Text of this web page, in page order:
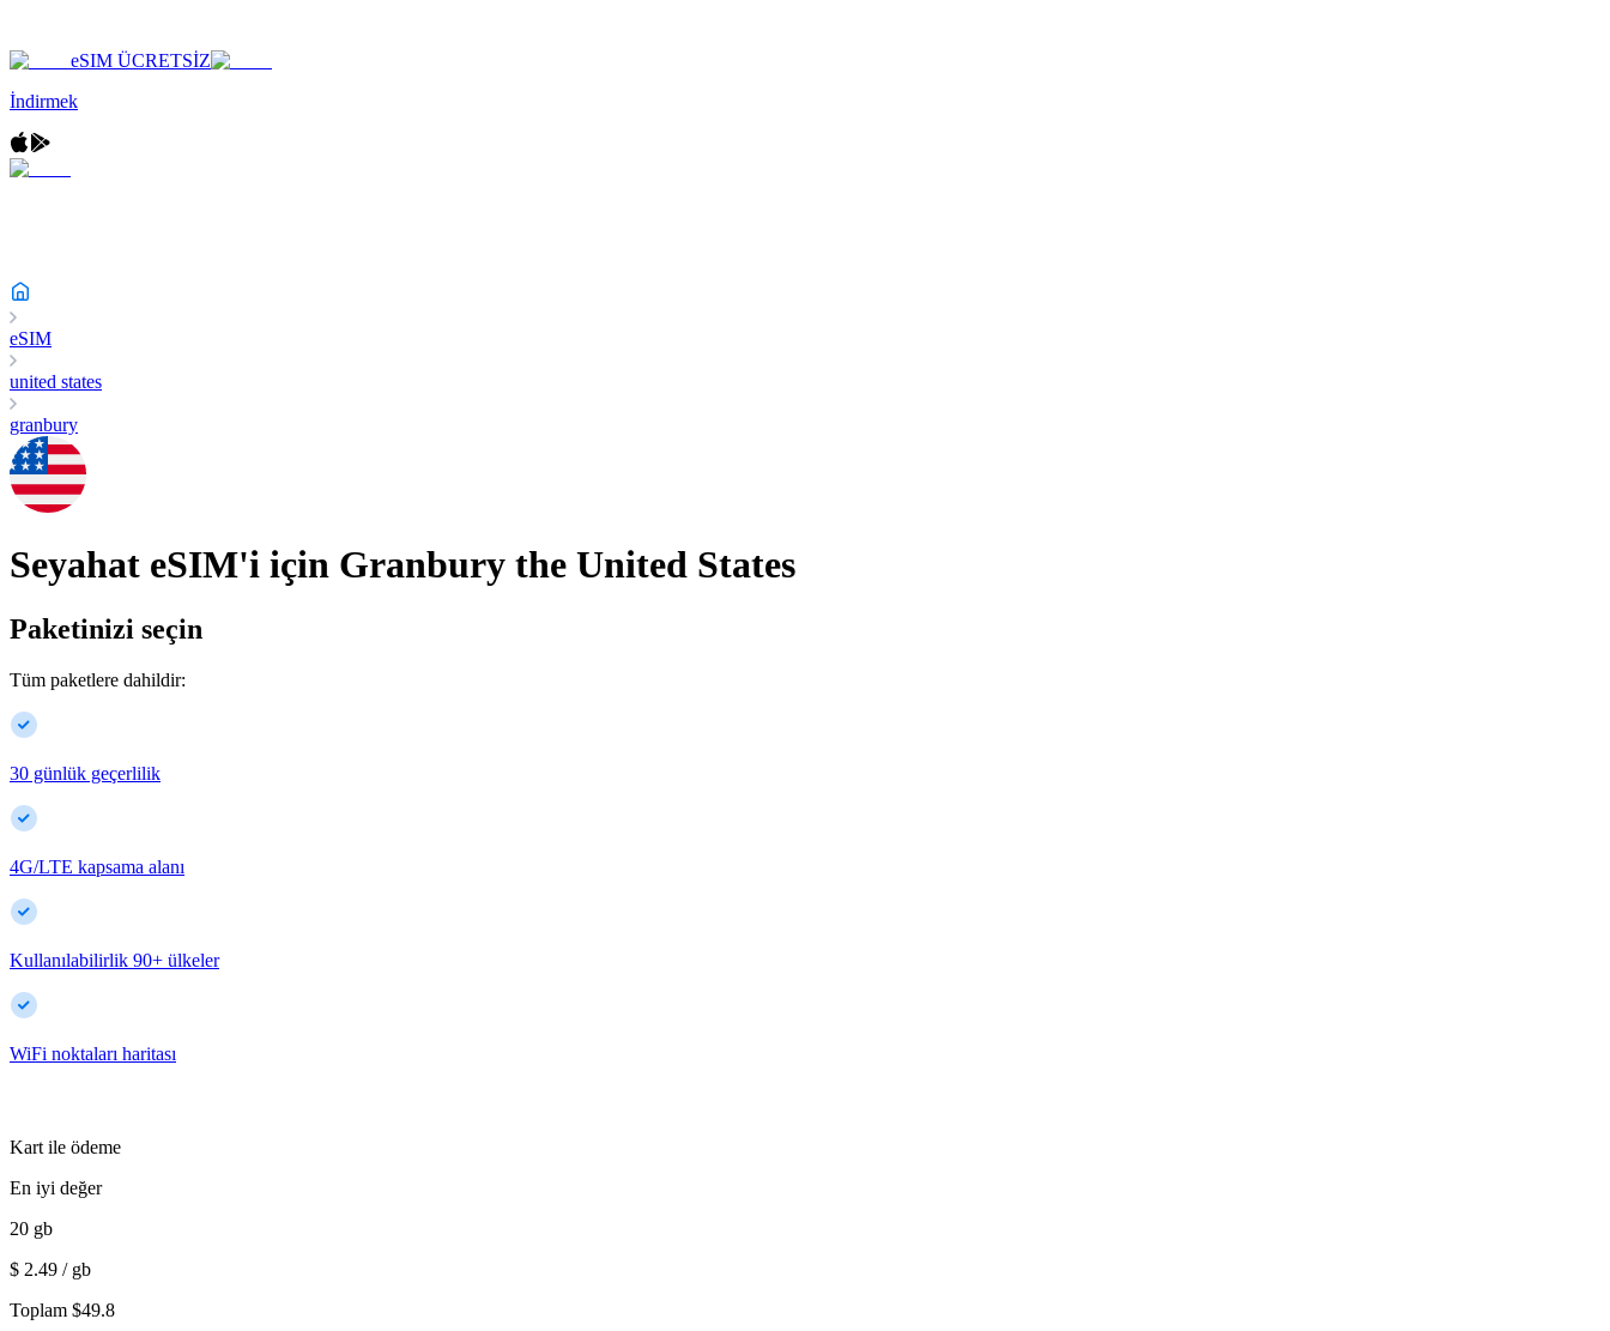
eSIM ÜCRETSİZ
İndirmek
eSIM
united states
granbury
Seyahat eSIM'i için Granbury the United States
Paketinizi seçin
Tüm paketlere dahildir:
30 günlük geçerlilik
4G/LTE kapsama alanı
Kullanılabilirlik 90+ ülkeler
WiFi noktaları haritası
Kart ile ödeme
En iyi değer
20 gb
$ 2.49 / gb
Toplam $49.8